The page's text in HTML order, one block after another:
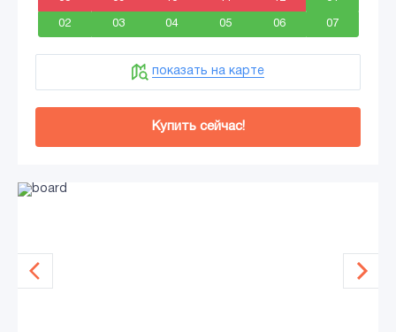
02 03 04 05 06 07
показать на карте
Купить сейчас!